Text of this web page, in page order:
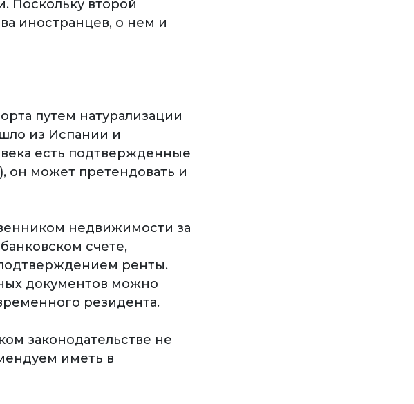
Поскольку второй
иностранцев, о нем и
путем натурализации
из Испании и
есть подтвержденные
он может претендовать и
недвижимости за
счете,
ренты.
документов можно
резидента.
законодательстве не
иметь в